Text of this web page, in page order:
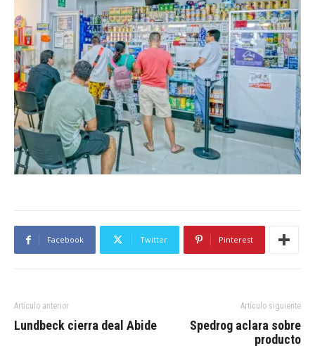
Facebook Twitter Pinterest
Artículo anterior
Lundbeck cierra deal Abide
Artículo siguiente
Spedrog aclara sobre
producto